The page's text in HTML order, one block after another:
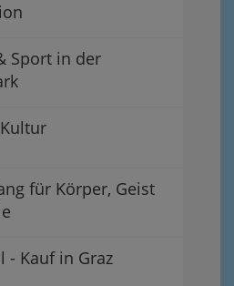
Sport in der
für Körper, Geist
- Kauf in Graz